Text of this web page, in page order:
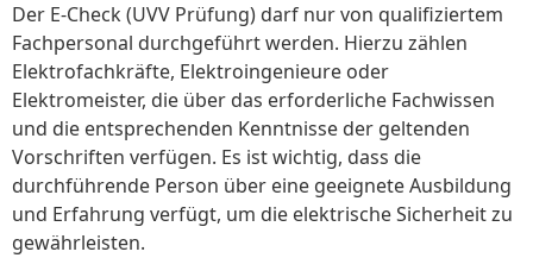
Der E-Check (UVV Prüfung) darf nur von qualifiziertem
Fachpersonal durchgeführt werden. Hierzu zählen
Elektrofachkräfte, Elektroingenieure oder
Elektromeister, die über das erforderliche Fachwissen
und die entsprechenden Kenntnisse der geltenden
Vorschriften verfügen. Es ist wichtig, dass die
durchführende Person über eine geeignete Ausbildung
und Erfahrung verfügt, um die elektrische Sicherheit zu
gewährleisten.